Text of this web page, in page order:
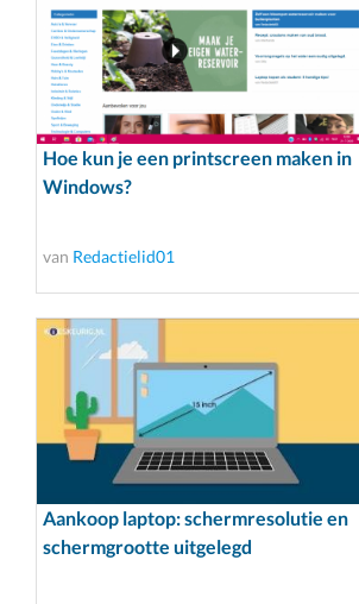
Hoe kun je een printscreen maken in
Windows?
van Redactielid01
Aankoop laptop: schermresolutie en
schermgrootte uitgelegd